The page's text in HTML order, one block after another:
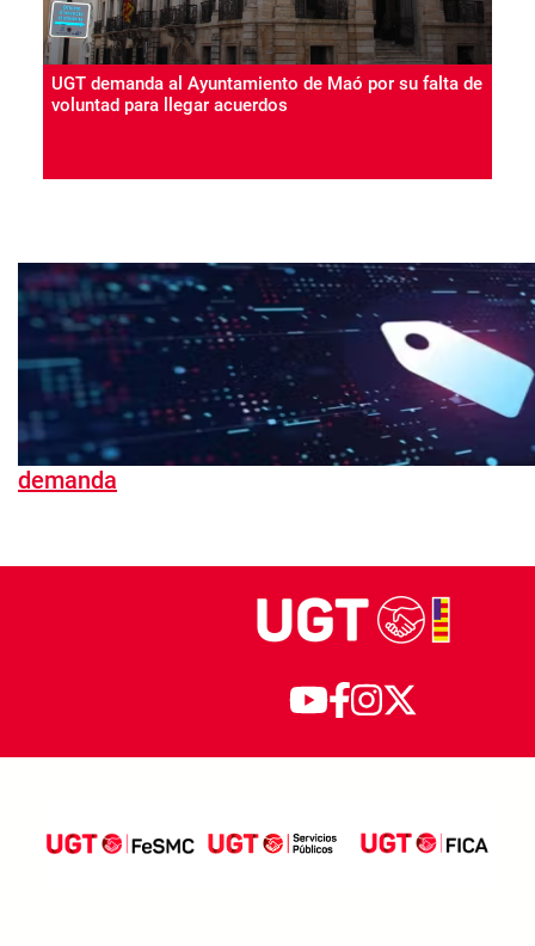
UGT demanda al Ayuntamiento de Maó por su falta de
voluntad para llegar acuerdos
demanda